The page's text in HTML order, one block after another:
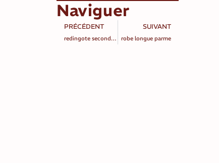
Naviguer
PRÉCÉDENT
redingote second empire bordeaux
SUIVANT
robe longue parme